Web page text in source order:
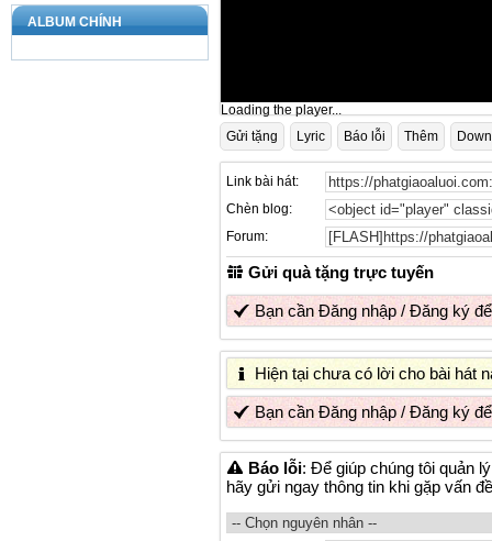
ALBUM CHÍNH
Loading the player...
Gửi tặng
Lyric Báo lỗi Thêm
Link bài hát:
Chèn blog:
Forum:
Gửi quà tặng trực tuyến
Bạn cần Đăng nhập/Đăng ký
Hiện tại chưa có lời cho bài hát
Bạn cần Đăng nhập/Đăng ký
Báo lỗi: Để giúp chúng tôi quản
hãy gửi ngay thông tin khi gặp vấn